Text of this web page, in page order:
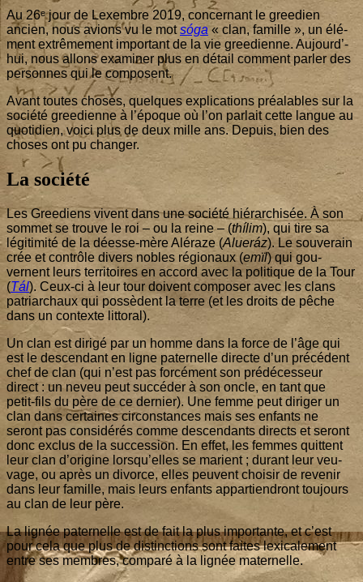
en
ancien
Au 26ᵉ jour de Lexembre2019, concer­nant le gree­dien
ancien, nous avions vu le motsóga « clan, famille », un élé­
ment extrê­me­ment impor­tant de la vie gree­dienne. Aujourd’­
hui, nous allons exa­mi­ner plus en détail com­ment par­ler des
per­sonnes qui le composent.
Avant toutes choses, quelques expli­ca­tions préa­lables sur la
socié­té gree­dienne à l’é­poque où l’on par­lait cette langue au
quo­ti­dien, voi­ci plus de deux mille ans. Depuis, bien des
choses ont pu changer.
La société
Les Gree­diens vivent dans une socié­té hié­rar­chi­sée. À son
som­met se trouve le roi – ou la reine – (thí­lim), qui tire sa
légi­ti­mi­té de la déesse-mère Alé­raze (Alueráz). Le sou­ve­rain
crée et contrôle divers nobles régio­naux (emïl) qui gou­
vernent leurs ter­ri­toires en accord avec la poli­tique de la Tour
(Tál). Ceux-ci à leur tour doivent com­po­ser avec les clans
patriar­chaux qui pos­sèdent la terre (et les droits de pêche
dans un contexte littoral).
Un clan est diri­gé par un homme dans la force de l’âge qui
est le des­cen­dant en ligne pater­nelle directe d’un pré­cé­dent
chef de clan (qui n’est pas for­cé­ment son pré­dé­ces­seur
direct : un neveu peut suc­cé­der à son oncle, en tant que
petit-fils du père de ce der­nier). Une femme peut diri­ger un
clan dans cer­taines cir­cons­tances mais ses enfants ne
seront pas consi­dé­rés comme des­cen­dants directs et seront
donc exclus de la suc­ces­sion. En effet, les femmes quittent
leur clan d’o­ri­gine lors­qu’elles se marient ; durant leur veu­
vage, ou après un divorce, elles peuvent choi­sir de reve­nir
dans leur famille, mais leurs enfants appar­tien­dront tou­jours
au clan de leur père.
La lignée pater­nelle est de fait la plus impor­tante, et c’est
pour cela que plus de dis­tinc­tions sont faites lexi­ca­le­ment
entre ses membres, com­pa­ré à la lignée maternelle.